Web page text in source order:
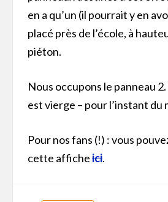
en a qu’un (il pourrait y en
placé près de l’école, à
piéton.
Nous occupons le panneau
est vierge – pour l’instant du
Pour nos fans (!) : vous
cette afficheici.